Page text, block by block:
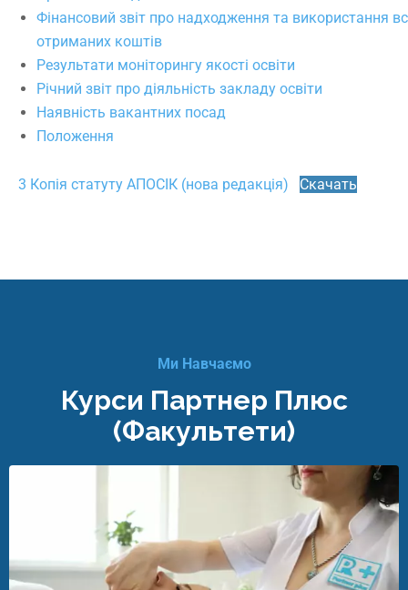
Фінансовий звіт про надходження та використання
отриманих коштів
Результати моніторингу якості освіти
Річний звіт про діяльність закладу освіти
Наявність вакантних посад
Положення
3 Копія статуту АПОСІК (нова редакція) Скачать
Ми Навчаємо
Курси Партнер Плюс
(факультети)